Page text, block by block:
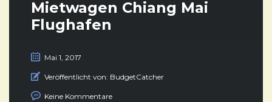
Mietwagen Chiang Mai
Flughafen
Mai 1, 2017
Veröffentlicht von: BudgetCatcher
Keine Kommentare